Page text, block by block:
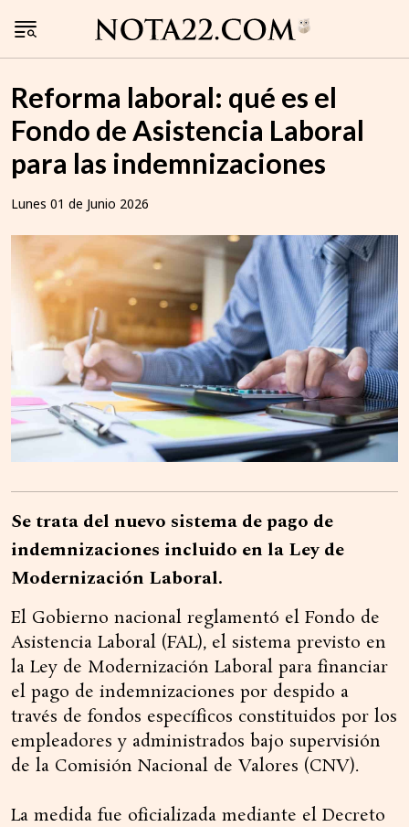
Reforma laboral: qué es el
Fondo de Asistencia Laboral
para las indemnizaciones
Lunes 01 de Junio 2026
Se trata del nuevo sistema de pago de
indemnizaciones incluido en la Ley de
Modernización Laboral.
El Gobierno nacional reglamentó el Fondo de
Asistencia Laboral (FAL), el sistema previsto en
la Ley de Modernización Laboral para financiar
el pago de indemnizaciones por despido a
través de fondos específicos constituidos por los
empleadores y administrados bajo supervisión
de la Comisión Nacional de Valores (CNV).
La medida fue oficializada mediante el Decreto